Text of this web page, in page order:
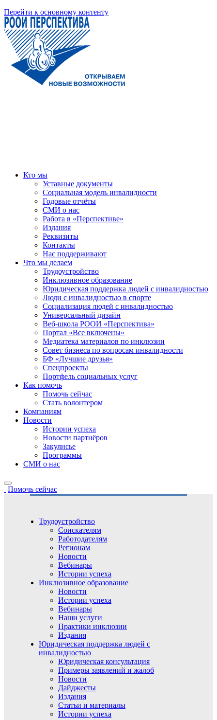
Перейти к основному контенту
Кто мы
Уставные документы
Социальная модель инвалидности
Годовые отчёты
СМИ о нас
Работа в «Перспективе»
Издания
Реквизиты
Контакты
Нас поддерживают
Что мы делаем
Трудоустройство
Инклюзивное образование
Юридическая поддержка людей с инвалидностью
Люди с инвалидностью в спорте
Социализация людей с инвалидностью
Универсальный дизайн
Веб-школа РООИ «Перспектива»
Портал «Все включены»
Медиатека материалов по инклюзии
Совет бизнеса по вопросам инвалидности
БФ «Лучшие друзья»
Спецпроекты
Портфель социальных услуг
Как помочь
Помочь сейчас
Стать волонтером
Компаниям
Новости
Истории успеха
Новости партнёров
Закулисье
Программы
СМИ о нас
Помочь сейчас
Трудоустройство
Соискателям
Работодателям
Регионам
Новости
Вебинары
Истории успеха
Инклюзивное образование
Новости
Истории успеха
Вебинары
Наши услуги
Практики инклюзии
Издания
Юридическая поддержка людей с
инвалидностью
Юридическая консультация
Примеры заявлений и жалоб
Новости
Дайджесты
Издания
Статьи и материалы
Истории успеха